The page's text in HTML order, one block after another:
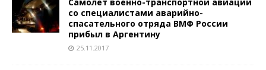
со специалистами аварийно-
спасательного отряда ВМФ России
прибыл в Аргентину
25.11.2017